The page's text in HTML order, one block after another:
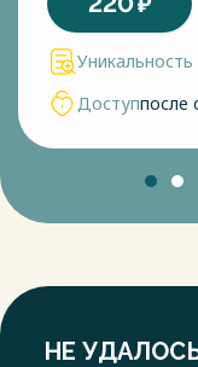
Уникальность
Доступпосле
НЕ